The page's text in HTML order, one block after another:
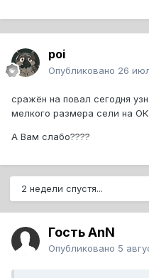
poi
Опубликовано 26
сражён на повал сегодня
мелкого размера сели на
А Вам слабо????
2 недели спустя...
Гость AnN
Опубликовано 5